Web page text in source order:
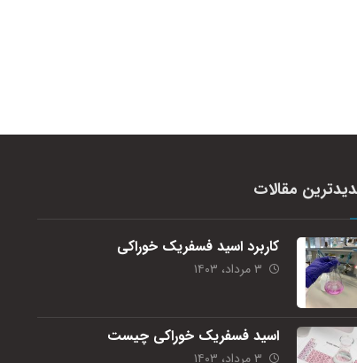
مقالات
کاربرد اسید فسفریک خوراکی
۳ مرداد، ۱۴۰۳
اسید فسفریک خوراکی چیست
۳ مرداد، ۱۴۰۳